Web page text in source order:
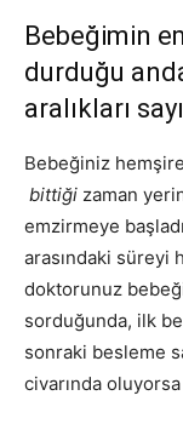
Bebeğimin
durduğu
aralıkları
Bebeğiniz
bittiği zaman
emzirmeye
arasındaki süreyi
doktorunuz
sorduğunda, ilk
sonraki besleme
civarında